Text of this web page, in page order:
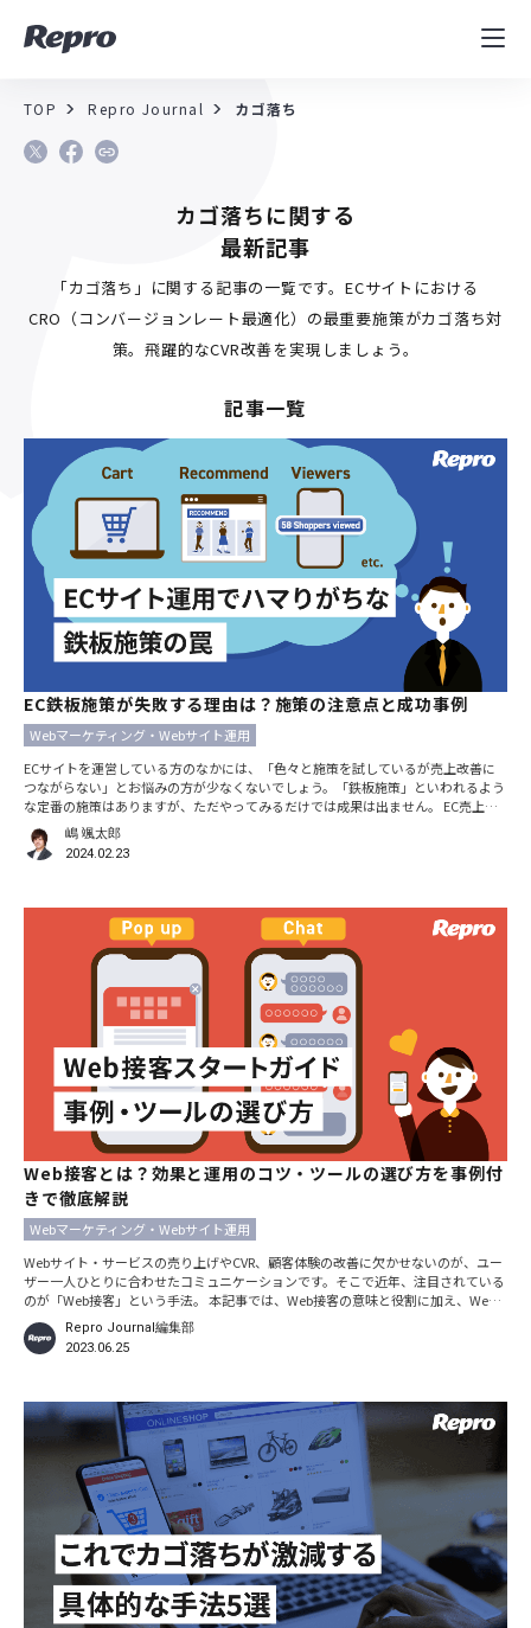
MAツール
コンサルティング
セミナー／イベント
資料／コンテンツ
資料ダウンロード 料金・お問合せ
TOP Repro Journal カゴ落ち
カゴ落ちに関する
最新記事
「カゴ落ち」に関する記事の一覧です。ECサイトにおける
CRO（コンバージョンレート最適化）の最重要施策がカゴ落ち対
策。飛躍的なCVR改善を実現しましょう。
記事一覧
EC鉄板施策が失敗する理由は？施策の注意点と成功事例
Webマーケティング・Webサイト運用
ECサイトを運営している方のなかには、「色々と施策を試しているが売上改善に
つながらない」とお悩みの方が少なくないでしょう。「鉄板施策」といわれるよう
な定番の施策はありますが、ただやってみるだけでは成果は出ません。 EC売上改
善のための鉄板施策を実施するときに特に重要なのは、施策の「前提」を意識する
ことです。本記事では、4つの鉄板施策を行ううえでの注意点を事例とともにご紹
介します。 【鉄板施策1】カゴ落ち・カート落ち施策
嶋 颯太郎
2024.02.23
Web接客とは？効果と運用のコツ・ツールの選び方を事例付
きで徹底解説
Webマーケティング・Webサイト運用
Webサイト・サービスの売り上げやCVR、顧客体験の改善に欠かせないのが、ユー
ザー一人ひとりに合わせたコミュニケーションです。そこで近年、注目されている
のが「Web接客」という手法。 本記事では、Web接客の意味と役割に加え、Web
接客ツールの種類や選び方、さらにはWeb接客で成果を出すためのコツについて、
事例付きで誰にでもわかりやすく解説しています。ECサイトのCVR改善・売り上げ
増大が進まずに悩んでいる人はぜひご覧ください。たった2カ月でCVRが2倍以上に
Repro Journal編集部
2023.06.25